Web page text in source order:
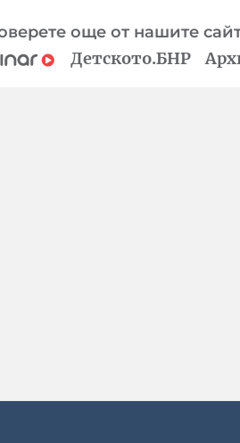
още от нашите
Детското.БНР